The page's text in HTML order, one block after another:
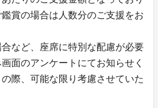
賞の場合は人数分のご支援をお
など、座席に特別な配慮が必要
面のアンケートにてお知らせく
際、可能な限り考慮させていた